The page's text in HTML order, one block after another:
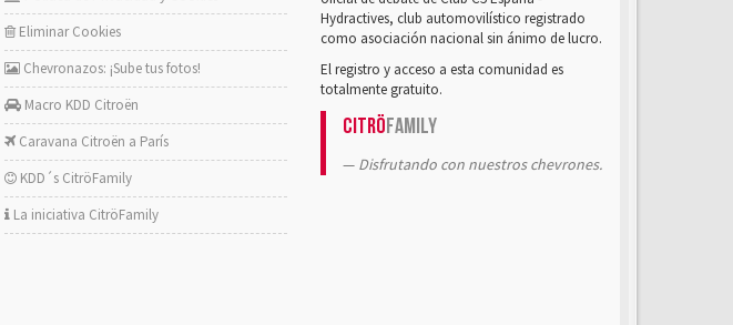
Eliminar Cookies
Chevronazos: ¡Sube tus fotos!
Macro KDD Citroën
Caravana Citroën a París
KDD´s CitröFamily
La iniciativa CitröFamily
Hydractives, club automovilístico registrado
como asociación nacional sin ánimo de lucro.
El registro y acceso a esta comunidad es
totalmente gratuito.
CitröFamily
Disfrutando con nuestros chevrones.